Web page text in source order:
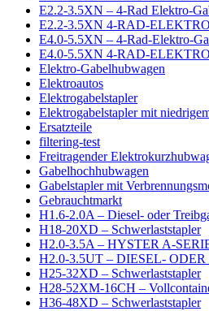
E2.2-3.5XN – 4-Rad Elektro-
E2.2-3.5XN 4-RAD-
E4.0-5.5XN – 4-Rad-Elektro-
E4.0-5.5XN 4-RAD-
Elektro-Gabelhubwagen
Elektroautos
Elektrogabelstapler
Elektrogabelstapler mit
Ersatzteile
filtering-test
Freitragender
Gabelhochhubwagen
Gabelstapler mit
Gebrauchtmarkt
H1.6-2.0A – Diesel- oder
H18-20XD – Schwerlaststapler
H2.0-3.5A – HYSTER A-
H2.0-3.5UT – DIESEL-
H25-32XD – Schwerlaststapler
H28-52XM-16CH –
H36-48XD – Schwerlaststapler